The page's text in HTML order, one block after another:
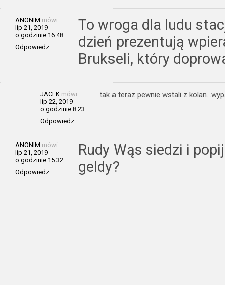
ANONIM mówi:
lip 21, 2019
o godzinie 16:48
Odpowiedz
To wroga dla ludu
dzień prezentują
Brukseli, który
JACEK mówi:
lip 22, 2019
o godzinie 8:23
Odpowiedz
tak a teraz pewnie wstali z
ANONIM mówi:
lip 21, 2019
o godzinie 15:32
Odpowiedz
Rudy Wąs siedzi i
geldy?